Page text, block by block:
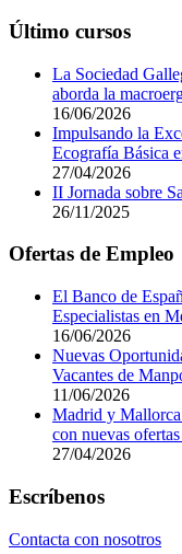
Último cursos
La Sociedad
aborda la
16/06/2026
Impulsando la
Ecografía Básica
27/04/2026
II Jornada sobre
26/11/2025
Ofertas de Empleo
El Banco de
Especialistas en
16/06/2026
Nuevas
Vacantes de
11/06/2026
Madrid y Mallorca
con nuevas
27/04/2026
Footer
Escríbenos
Contacta con nosotros